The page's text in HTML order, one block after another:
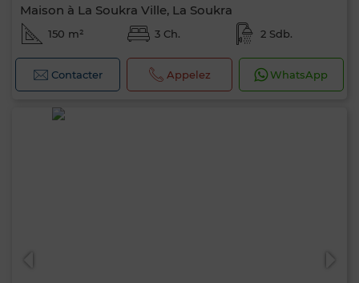
Maison à La Soukra Ville, La Soukra
150 m² 3 Ch. 2 Sdb.
Contacter Appelez WhatsApp